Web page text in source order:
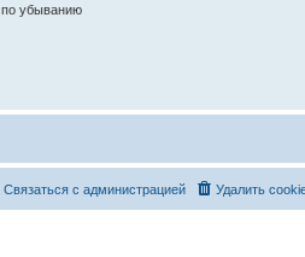
по убыванию
Удалить
Связаться с администрацией